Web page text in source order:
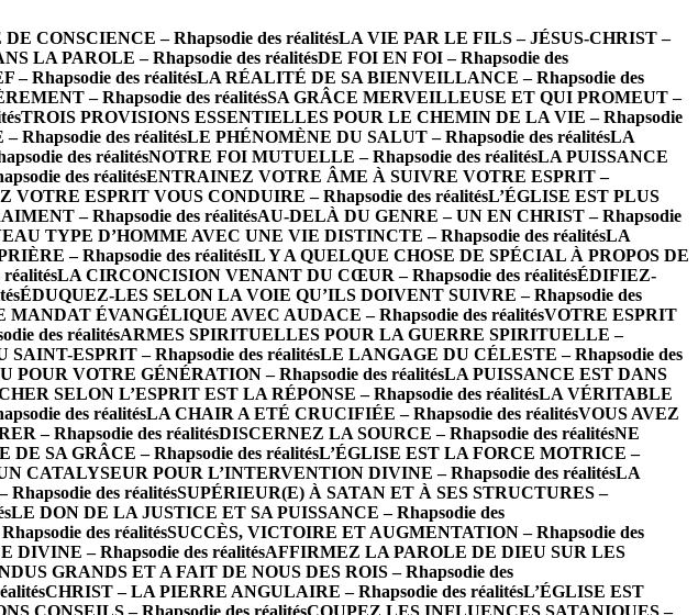
CONSCIENCE – Rhapsodie des réalitésLA VIE PAR LE FILS – JÉSUS-CHRIST –
LA PAROLE – Rhapsodie des réalitésDE FOI EN FOI – Rhapsodie des
Rhapsodie des réalitésLA RÉALITÉ DE SA BIENVEILLANCE – Rhapsodie des
– Rhapsodie des réalitésSA GRÂCE MERVEILLEUSE ET QUI PROMEUT –
TROIS PROVISIONS ESSENTIELLES POUR LE CHEMIN DE LA VIE – Rhapsodie
Rhapsodie des réalitésLE PHÉNOMÈNE DU SALUT – Rhapsodie des réalitésLA
des réalitésNOTRE FOI MUTUELLE – Rhapsodie des réalitésLA PUISSANCE
des réalitésENTRAINEZ VOTRE ÂME À SUIVRE VOTRE ESPRIT –
VOTRE ESPRIT VOUS CONDUIRE – Rhapsodie des réalitésL’ÉGLISE EST PLUS
– Rhapsodie des réalitésAU-DELÀ DU GENRE – UN EN CHRIST – Rhapsodie
TYPE D’HOMME AVEC UNE VIE DISTINCTE – Rhapsodie des réalitésLA
– Rhapsodie des réalitésIL Y A QUELQUE CHOSE DE SPÉCIAL À PROPOS DE
LA CIRCONCISION VENANT DU CŒUR – Rhapsodie des réalitésÉDIFIEZ-
ÉDUQUEZ-LES SELON LA VOIE QU’ILS DOIVENT SUIVRE – Rhapsodie des
ÉVANGÉLIQUE AVEC AUDACE – Rhapsodie des réalitésVOTRE ESPRIT
des réalitésARMES SPIRITUELLES POUR LA GUERRE SPIRITUELLE –
SAINT-ESPRIT – Rhapsodie des réalitésLE LANGAGE DU CÉLESTE – Rhapsodie des
POUR VOTRE GÉNÉRATION – Rhapsodie des réalitésLA PUISSANCE EST DANS
SELON L’ESPRIT EST LA RÉPONSE – Rhapsodie des réalitésLA VÉRITABLE
des réalitésLA CHAIR A ETÉ CRUCIFIÉE – Rhapsodie des réalitésVOUS AVEZ
– Rhapsodie des réalitésDISCERNEZ LA SOURCE – Rhapsodie des réalitésNE
DE SA GRÂCE – Rhapsodie des réalitésL’ÉGLISE EST LA FORCE MOTRICE –
CATALYSEUR POUR L’INTERVENTION DIVINE – Rhapsodie des réalitésLA
des réalitésSUPÉRIEUR(E) À SATAN ET À SES STRUCTURES –
LE DON DE LA JUSTICE ET SA PUISSANCE – Rhapsodie des
des réalitésSUCCÈS, VICTOIRE ET AUGMENTATION – Rhapsodie des
DIVINE – Rhapsodie des réalitésAFFIRMEZ LA PAROLE DE DIEU SUR LES
GRANDS ET A FAIT DE NOUS DES ROIS – Rhapsodie des
CHRIST – LA PIERRE ANGULAIRE – Rhapsodie des réalitésL’ÉGLISE EST
CONSEILS – Rhapsodie des réalitésCOUPEZ LES INFLUENCES SATANIQUES –